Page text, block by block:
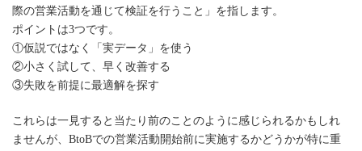
際の営業活動を通じて検証を行うこと」を指します。
ポイントは3つです。
①仮説ではなく「実データ」を使う
②小さく試して、早く改善する
③失敗を前提に最適解を探す
これらは一見すると当たり前のことのように感じられるかもしれ
ませんが、BtoBでの営業活動開始前に実施するかどうかが特に重